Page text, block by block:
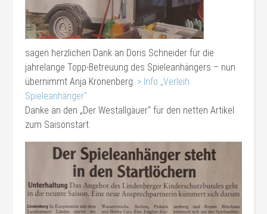
sagen herzlichen Dank an Doris Schneider für die
jahrelange Topp-Betreuung des Spieleanhängers – nun
übernimmt Anja Kronenberg: > Info „Verleih
Spieleanhänger“
Danke an den „Der Westallgäuer“ für den netten Artikel
zum Saisonstart: